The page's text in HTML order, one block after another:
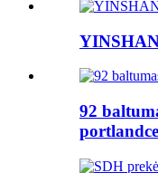
92